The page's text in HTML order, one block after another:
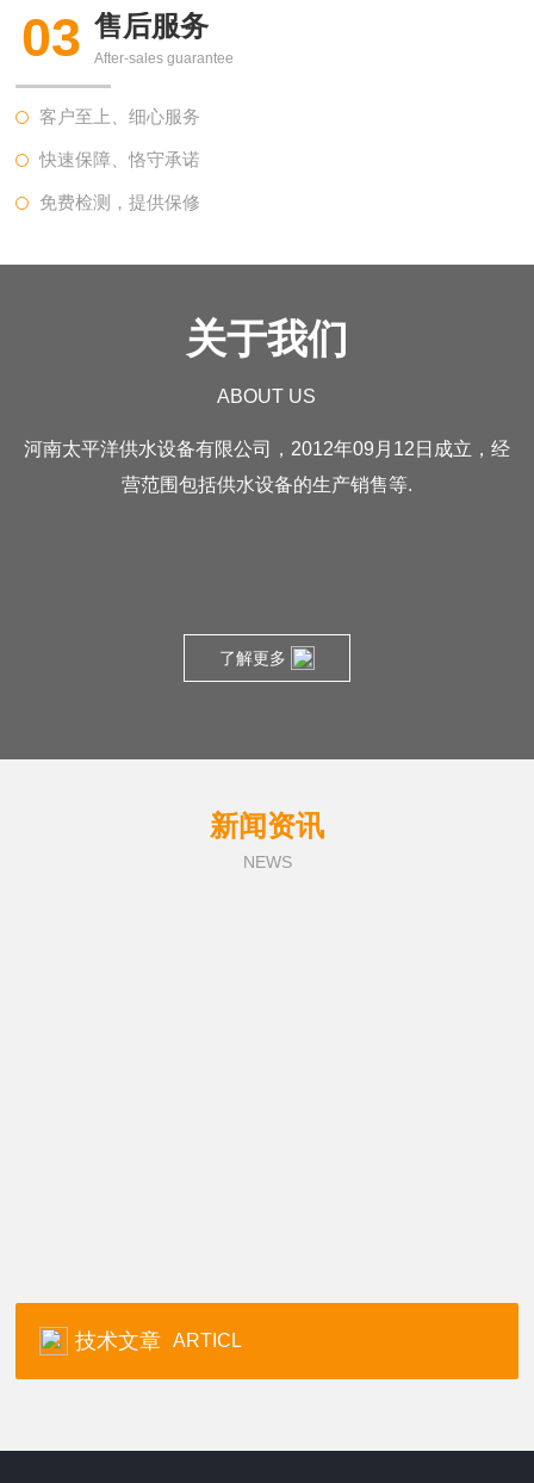
03 售后服务
After-sales guarantee
客户至上、细心服务
快速保障、恪守承诺
免费检测，提供保修
关于我们
ABOUT US
河南太平洋供水设备有限公司，2012年09月12日成立，经
营范围包括供水设备的生产销售等.
了解更多
新闻资讯
NEWS
技术文章 ARTICL